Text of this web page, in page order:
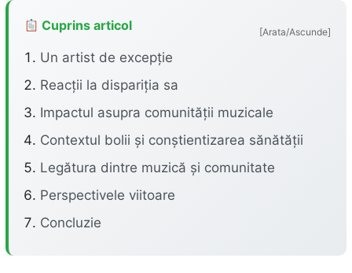
Cuprins articol [Arata/Ascunde]
Un artist de excepție
Reacții la dispariția sa
Impactul asupra comunității muzicale
Contextul bolii și conștientizarea sănătății
Legătura dintre muzică și comunitate
Perspectivele viitoare
Concluzie